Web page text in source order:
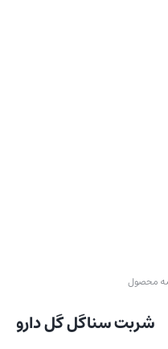
شربت سناگل گل دارو